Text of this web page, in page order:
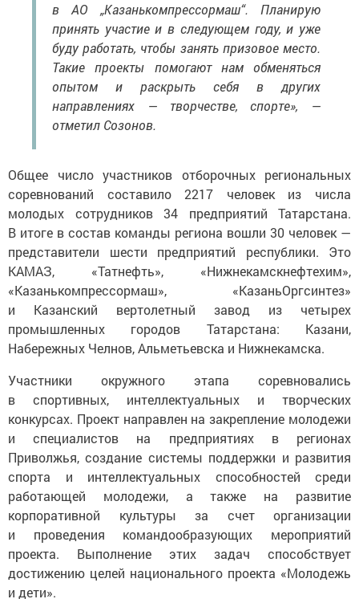
в АО „Казанькомпрессормаш“. Планирую
принять участие и в следующем году, и уже
буду работать, чтобы занять призовое место.
Такие проекты помогают нам обменяться
опытом и раскрыть себя в других
направлениях — творчестве, спорте», —
отметил Созонов.
Общее число участников отборочных региональных
соревнований составило 2217 человек из числа
молодых сотрудников 34 предприятий Татарстана.
В итоге в состав команды региона вошли 30 человек —
представители шести предприятий республики. Это
КАМАЗ, «Татнефть», «Нижнекамскнефтехим»,
«Казанькомпрессормаш», «КазаньОргсинтез»
и Казанский вертолетный завод из четырех
промышленных городов Татарстана: Казани,
Набережных Челнов, Альметьевска и Нижнекамска.
Участники окружного этапа соревновались
в спортивных, интеллектуальных и творческих
конкурсах. Проект направлен на закрепление молодежи
и специалистов на предприятиях в регионах
Приволжья, создание системы поддержки и развития
спорта и интеллектуальных способностей среди
работающей молодежи, а также на развитие
корпоративной культуры за счет организации
и проведения командообразующих мероприятий
проекта. Выполнение этих задач способствует
достижению целей национального проекта «Молодежь
и дети».